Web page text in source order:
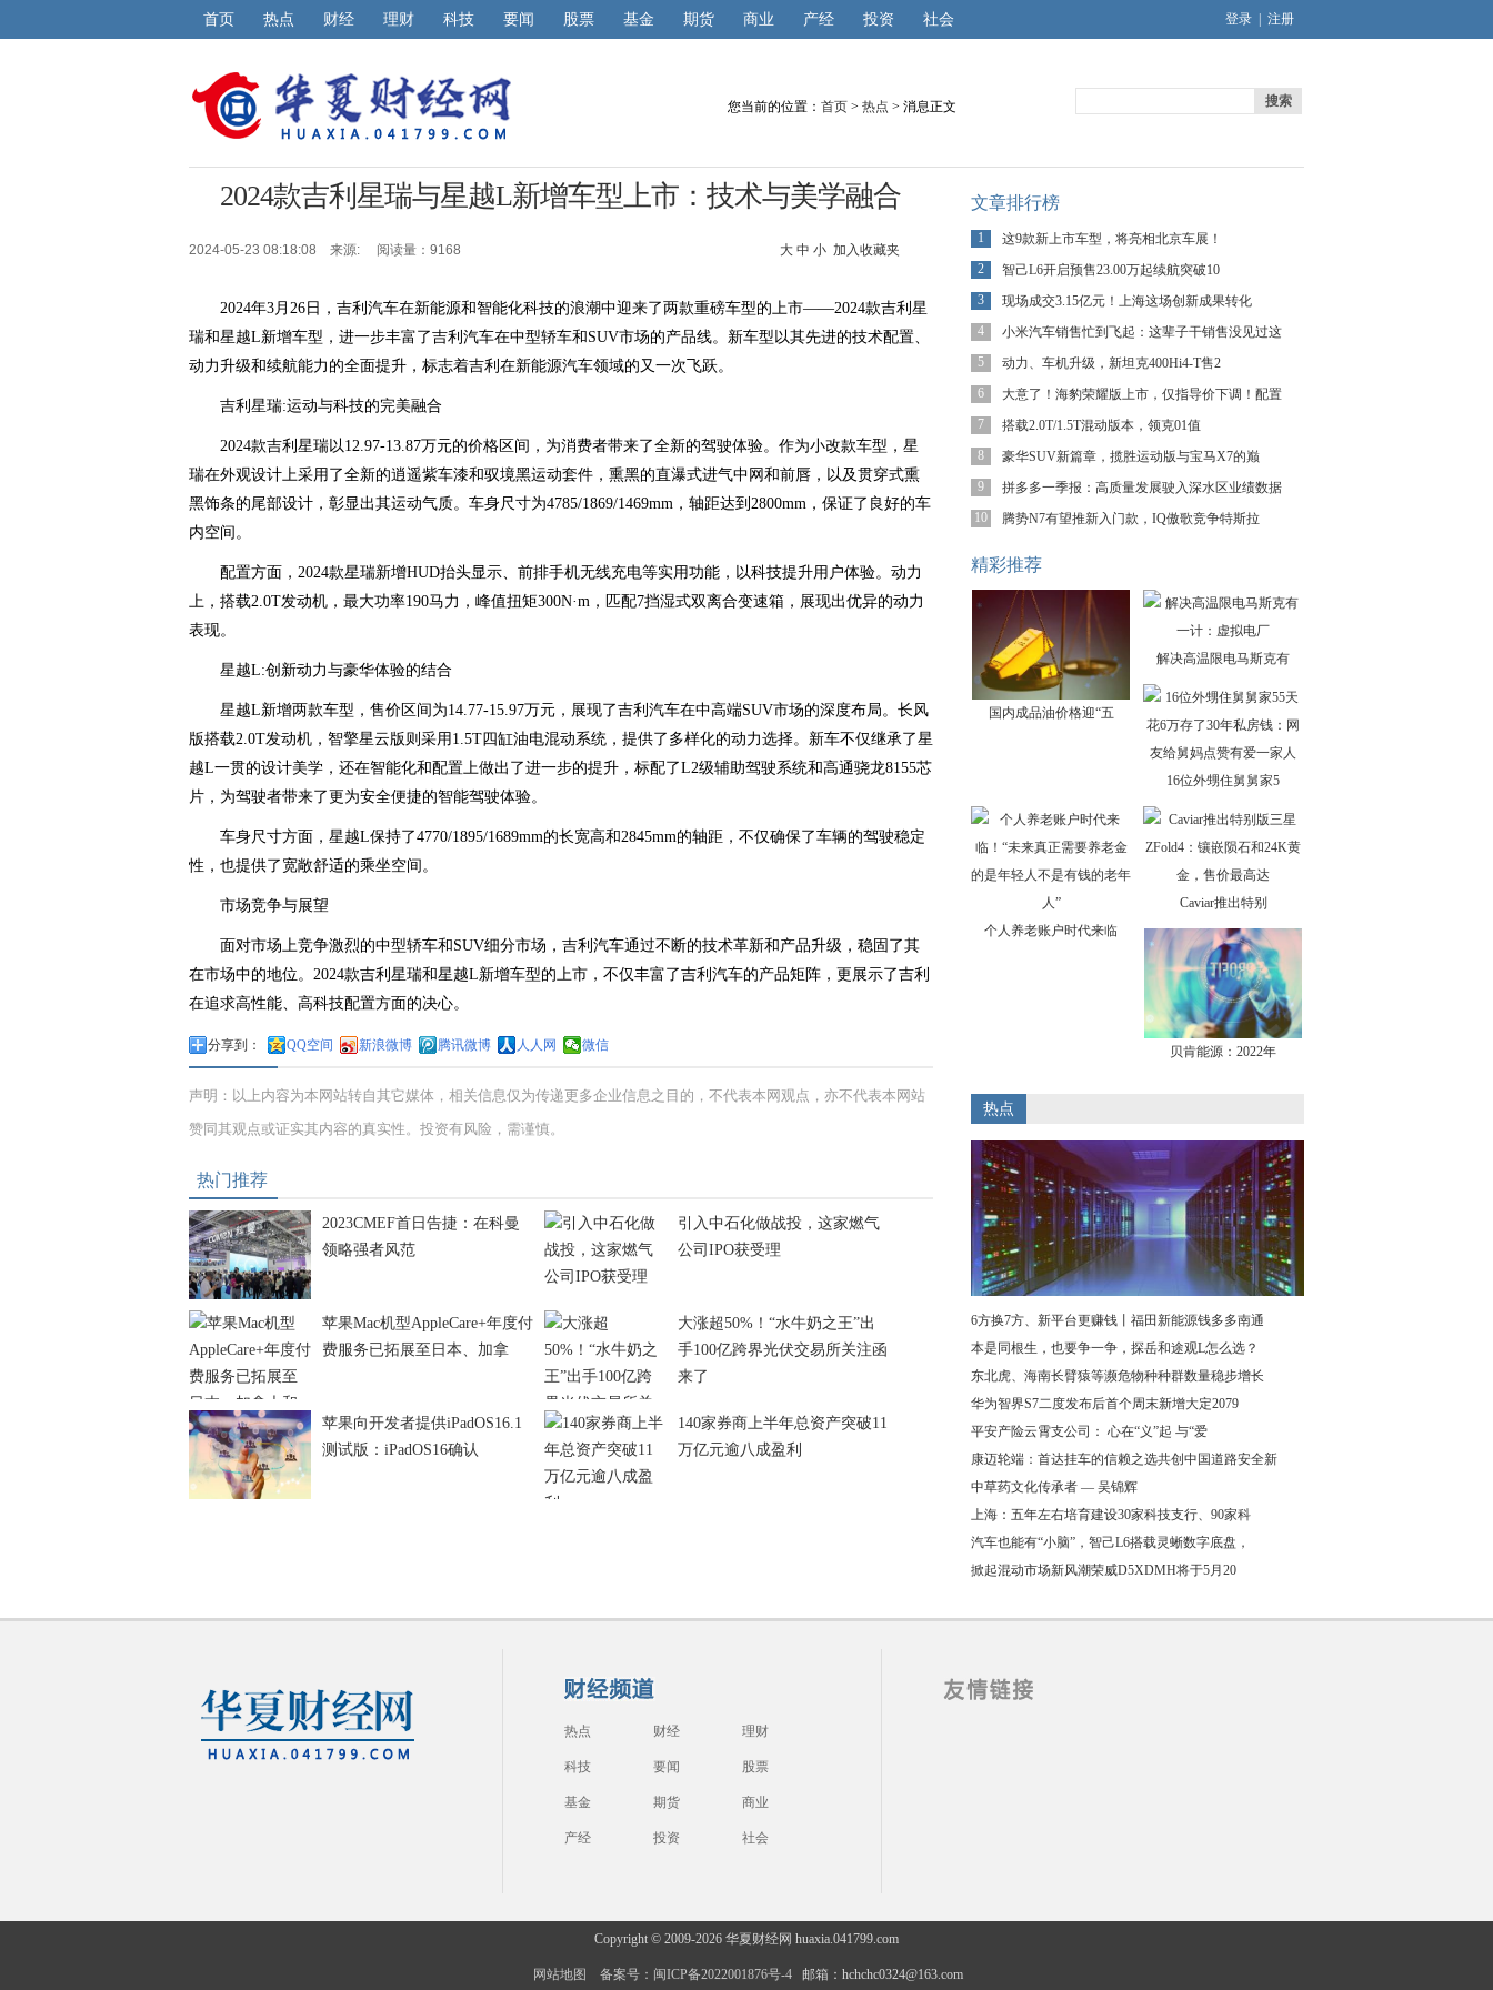
首页 热点 财经 理财 科技 要闻 股票 基金 期货 商业 产经 投资 社会 登录 注册
您当前的位置： 首页 > 热点 > 消息正文 搜索
2024款吉利星瑞与星越L新增车型上市：技术与美学融合
2024-05-23 08:18:08 来源:阅读量：9168 大 中 小 加入收藏夹
2024年3月26日，吉利汽车在新能源和智能化科技的浪潮中迎来了两款重磅车型的上市——2024款吉利星
瑞和星越L新增车型，进一步丰富了吉利汽车在中型轿车和SUV市场的产品线。新车型以其先进的技术配置、
动力升级和续航能力的全面提升，标志着吉利在新能源汽车领域的又一次飞跃。
吉利星瑞:运动与科技的完美融合
2024款吉利星瑞以12.97-13.87万元的价格区间，为消费者带来了全新的驾驶体验。作为小改款车型，星
瑞在外观设计上采用了全新的逍遥紫车漆和驭境黑运动套件，熏黑的直瀑式进气中网和前唇，以及贯穿式熏
黑饰条的尾部设计，彰显出其运动气质。车身尺寸为4785/1869/1469mm，轴距达到2800mm，保证了良好的车
内空间。
配置方面，2024款星瑞新增HUD抬头显示、前排手机无线充电等实用功能，以科技提升用户体验。动力
上，搭载2.0T发动机，最大功率190马力，峰值扭矩300N·m，匹配7挡湿式双离合变速箱，展现出优异的动力
表现。
星越L:创新动力与豪华体验的结合
星越L新增两款车型，售价区间为14.77-15.97万元，展现了吉利汽车在中高端SUV市场的深度布局。长风
版搭载2.0T发动机，智擎星云版则采用1.5T四缸油电混动系统，提供了多样化的动力选择。新车不仅继承了星
越L一贯的设计美学，还在智能化和配置上做出了进一步的提升，标配了L2级辅助驾驶系统和高通骁龙8155芯
片，为驾驶者带来了更为安全便捷的智能驾驶体验。
车身尺寸方面，星越L保持了4770/1895/1689mm的长宽高和2845mm的轴距，不仅确保了车辆的驾驶稳定
性，也提供了宽敞舒适的乘坐空间。
市场竞争与展望
面对市场上竞争激烈的中型轿车和SUV细分市场，吉利汽车通过不断的技术革新和产品升级，稳固了其
在市场中的地位。2024款吉利星瑞和星越L新增车型的上市，不仅丰富了吉利汽车的产品矩阵，更展示了吉利
在追求高性能、高科技配置方面的决心。
分享到： QQ空间 新浪微博 腾讯微博 人人网 微信
声明：以上内容为本网站转自其它媒体，相关信息仅为传递更多企业信息之目的，不代表本网观点，亦不代表本网站
赞同其观点或证实其内容的真实性。投资有风险，需谨慎。
热门推荐
2023CMEF首日告捷：在科曼
领略强者风范
引入中石化做战投，这家燃气
公司IPO获受理
苹果Mac机型AppleCare+年度付
费服务已拓展至日本、加拿
大涨超50%！“水牛奶之王”出
手100亿跨界光伏交易所关注函
来了
苹果向开发者提供iPadOS16.1
测试版：iPadOS16确认
140家券商上半年总资产突破11
万亿元逾八成盈利
文章排行榜
1
这9款新上市车型，将亮相北京车展！
2
智己L6开启预售23.00万起续航突破10
3
现场成交3.15亿元！上海这场创新成果转化
4
小米汽车销售忙到飞起：这辈子干销售没见过这
5
动力、车机升级，新坦克400Hi4-T售2
6
大意了！海豹荣耀版上市，仅指导价下调！配置
7
搭载2.0T/1.5T混动版本，领克01值
8
豪华SUV新篇章，揽胜运动版与宝马X7的巅
9
拼多多一季报：高质量发展驶入深水区业绩数据
10
腾势N7有望推新入门款，IQ傲歌竞争特斯拉
精彩推荐
国内成品油价格迎“五
解决高温限电马斯克有
16位外甥住舅舅家5
个人养老账户时代来临
Caviar推出特别
贝肯能源：2022年
热点
6方换7方、新平台更赚钱丨福田新能源钱多多南通
本是同根生，也要争一争，探岳和途观L怎么选？
东北虎、海南长臂猿等濒危物种种群数量稳步增长
华为智界S7二度发布后首个周末新增大定2079
平安产险云霄支公司： 心在“义”起 与“爱
康迈轮端：首达挂车的信赖之选共创中国道路安全新
中草药文化传承者 — 吴锦辉
上海：五年左右培育建设30家科技支行、90家科
汽车也能有“小脑”，智己L6搭载灵蜥数字底盘，
掀起混动市场新风潮荣威D5XDMH将于5月20
热点 财经 理财
科技 要闻 股票
基金 期货 商业
产经 投资 社会
Copyright © 2009-2026 华夏财经网 huaxia.041799.com
网站地图 备案号：闽ICP备2022001876号-4 邮箱：hchchc0324@163.com